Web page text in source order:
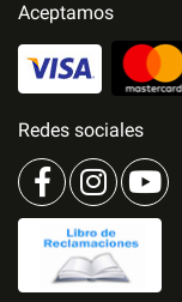
Aceptamos
Redes sociales